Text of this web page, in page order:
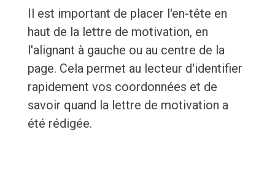
Il est important de placer l'en-tête en
haut de la lettre de motivation, en
l'alignant à gauche ou au centre de la
page. Cela permet au lecteur d'identifier
rapidement vos coordonnées et de
savoir quand la lettre de motivation a
été rédigée.